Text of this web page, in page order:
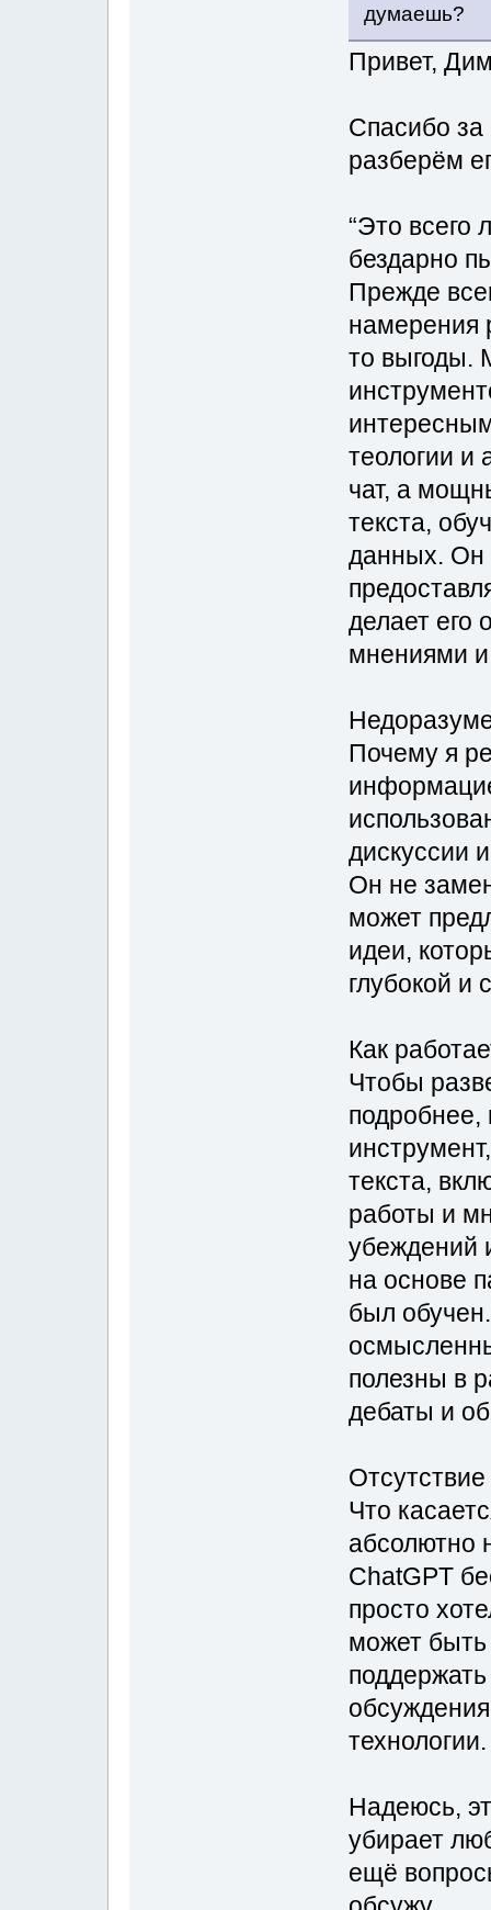
думаешь?
Привет,
Спасибо
разберём
“Это всего
бездарно
Прежде
намерения
то выгоды.
теологии и
чат, а
текста,
данных. Он
делает его
мнениями и
Почему я
дискуссии
Он не
может
идеи,
глубокой и
Как
Чтобы
подробнее,
текста,
работы и
убеждений
на основе
был
полезны в
дебаты и
Что
абсолютно
ChatGPT
просто
может
технологии.
Надеюсь,
убирает
ещё